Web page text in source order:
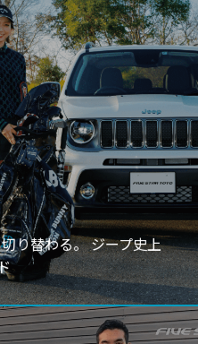
り替わる。 ジープ史上